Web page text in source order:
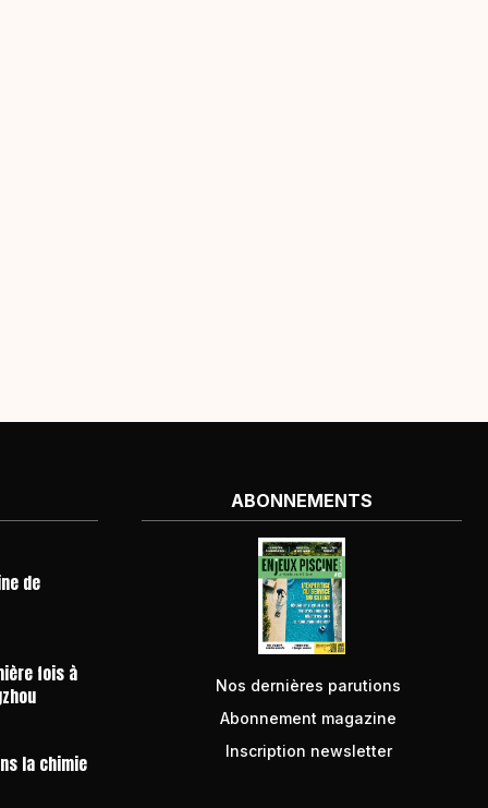
de
fois à
la chimie
ABONNEMENTS
Nos dernières parutions
Abonnement magazine
Inscription newsletter